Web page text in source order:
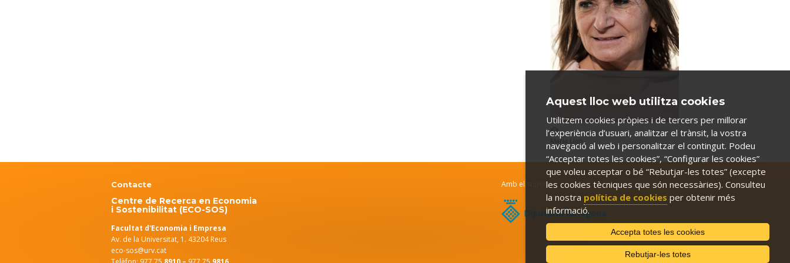
Maria Llop
Contacte
Centre de Recerca en Economia
i Sostenibilitat (ECO-SOS)
Facultat d'Economia i Empresa
Av. de la Universitat, 1. 43204 Reus
eco-sos@urv.cat
Amb el suport:
Aquest lloc web utilitza cookies
Utilitzem cookies pròpies i de tercers per millorar
l’experiència d’usuari, analitzar el trànsit, la vostra
navegació al web i personalitzar el contingut. Podeu
“Acceptar totes les cookies”, “Configurar les cookies”
que voleu acceptar o bé “Rebutjar-les totes” (excepte
les cookies tècniques que són necessàries). Consulteu
la nostra política de cookies per obtenir més
informació.
Accepta totes les cookies
Rebutjar-les totes